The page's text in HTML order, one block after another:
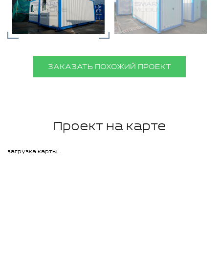
ЗАКАЗАТЬ ПОХОЖИЙ ПРОЕКТ
Проект на карте
загрузка карты...